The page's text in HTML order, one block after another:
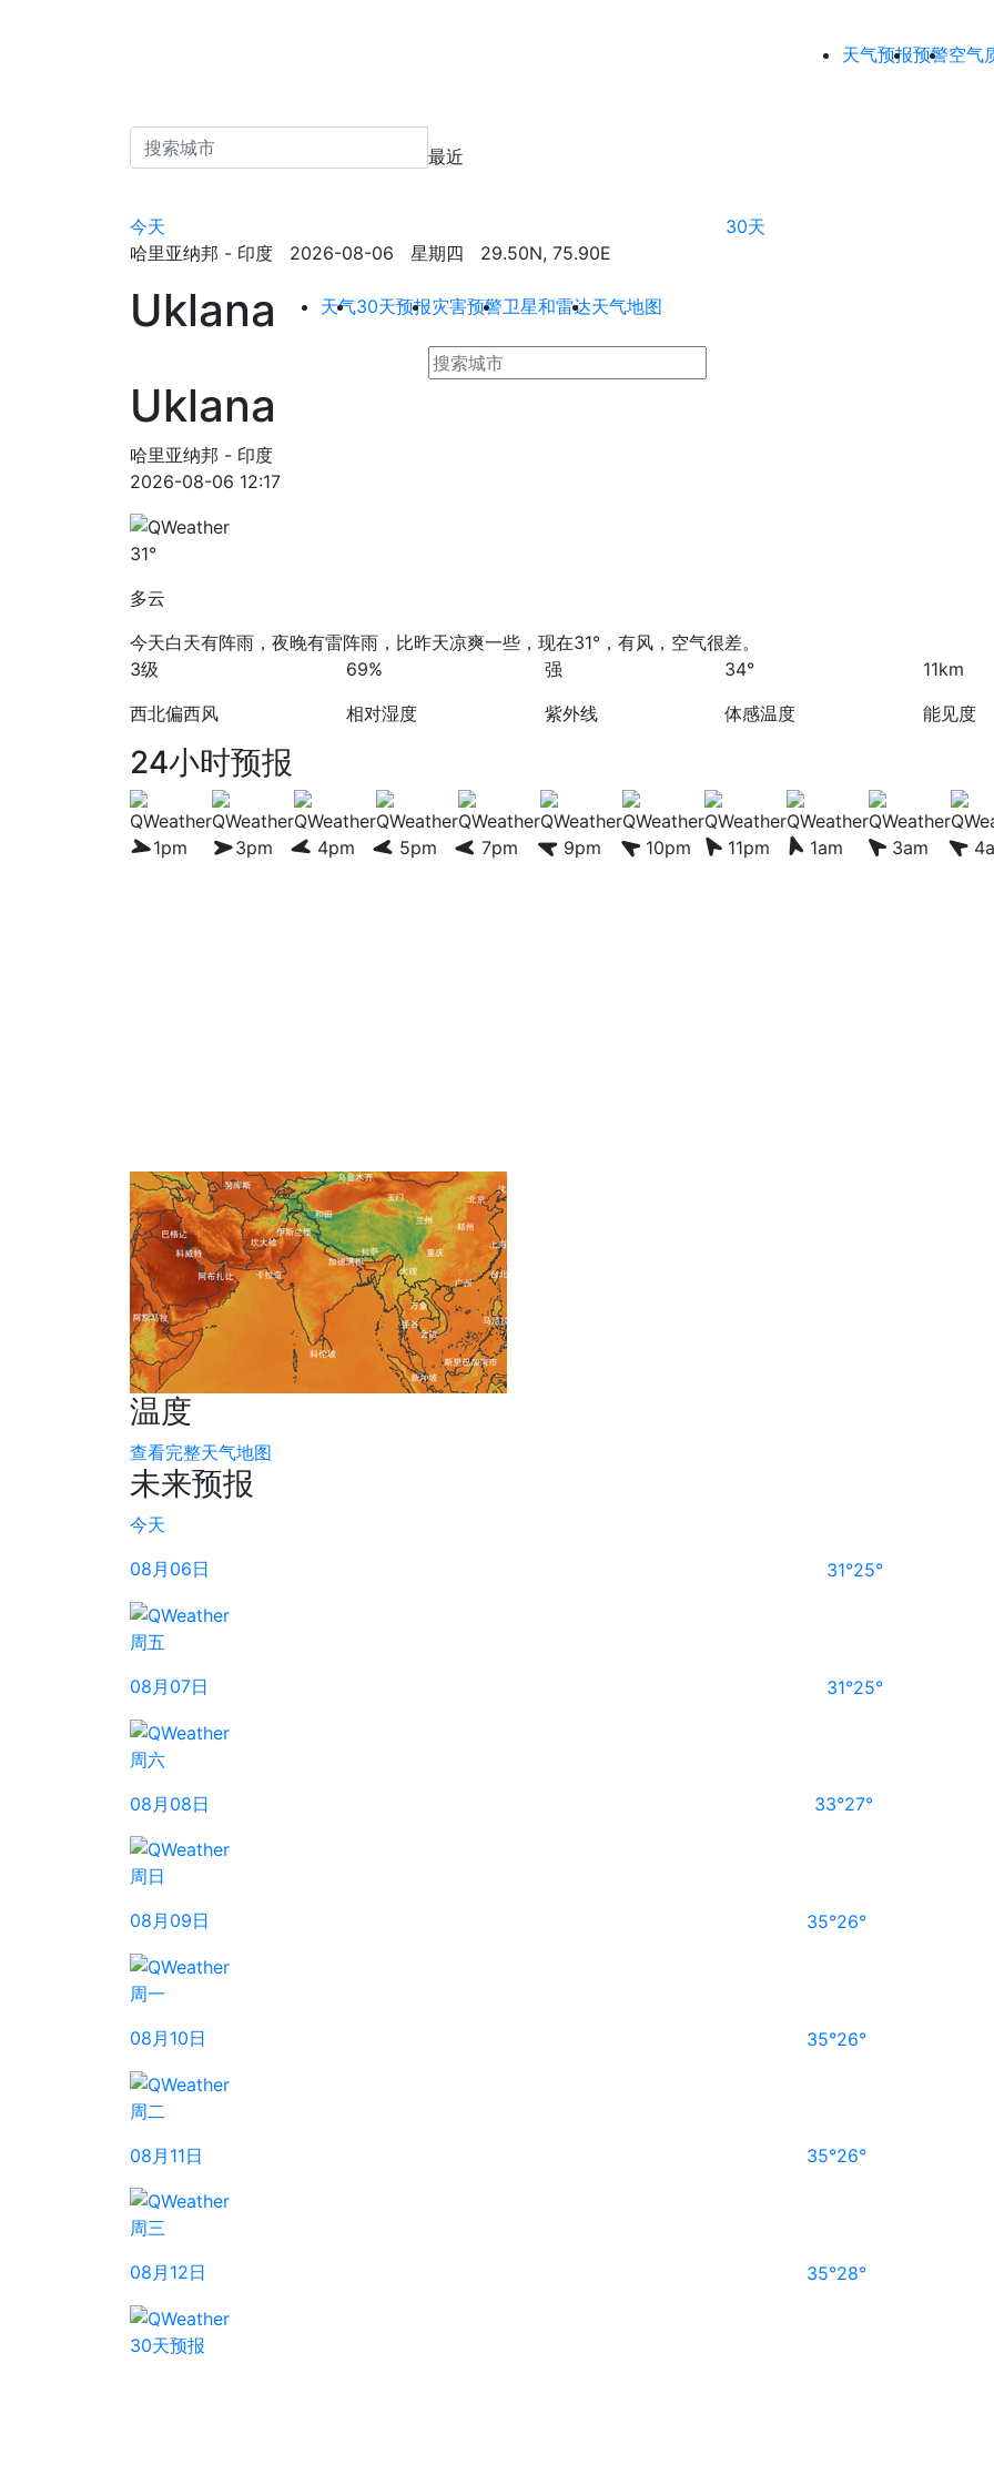
天气预报预警空气
最近
今天
30天
哈里亚纳邦 - 印度 2026-08-06 星期四 29.50N, 75.90E
Uklana 天气30天预报灾害预警卫星和雷达天气地图
Uklana
哈里亚纳邦 - 印度
2026-08-06 12:17
31°
多云
今天白天有阵雨，夜晚有雷阵雨，比昨天凉爽一些，现在31°，有风，空气很差。
3级
西北偏西风
69%
相对湿度
强
紫外线
34°
体感温度
11km
能见度
24小时预报
1pm 3pm 4pm 5pm 7pm 9pm 10pm 11pm 1am 3am
温度
查看完整天气地图
未来预报
今天
08月06日
31°25°
周五
08月07日
31°25°
周六
08月08日
33°27°
周日
08月09日
35°26°
周一
08月10日
35°26°
周二
08月11日
35°26°
周三
08月12日
35°28°
30天预报